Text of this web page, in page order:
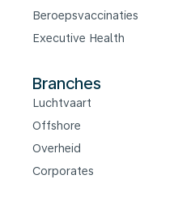
Beroepsvaccinaties
Executive Health
Branches
Luchtvaart
Offshore
Overheid
Corporates